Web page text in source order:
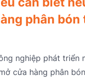
phân bón
nghiệp phát triển
cửa hàng phân